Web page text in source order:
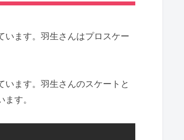
います。羽生さんはプロスケー
ます。羽生さんのスケートと
す。